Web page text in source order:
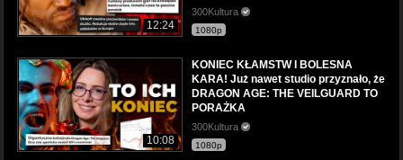
12:24
300Kultura
1080p
10:08
KONIEC KŁAMSTW I BOLESNA
KARA! Już nawet studio przyznało, że
DRAGON AGE: THE VEILGUARD TO
PORAŻKA
300Kultura
1080p